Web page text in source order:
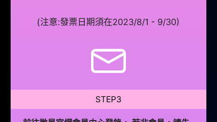
(注意:發票日期須在2023/8/1 - 9/30)
STEP3